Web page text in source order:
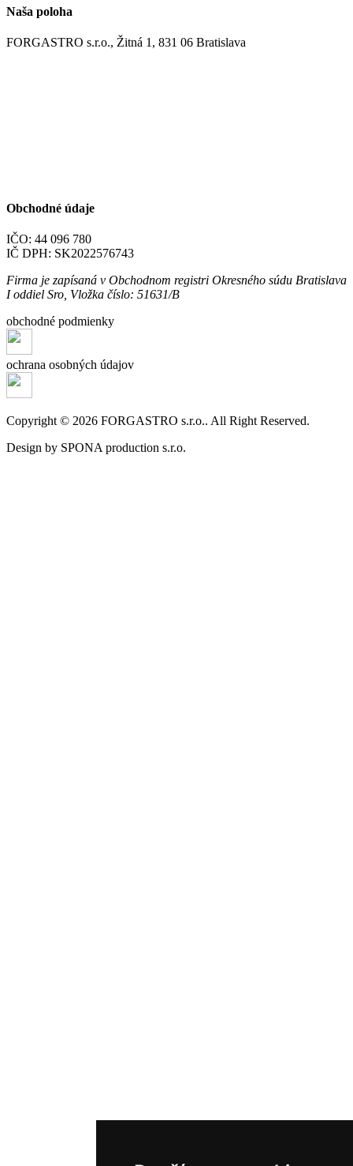
Naša poloha
FORGASTRO s.r.o., Žitná 1, 831 06 Bratislava
Obchodné údaje
IČO: 44 096 780
IČ DPH: SK2022576743
Firma je zapísaná v Obchodnom registri Okresného súdu Bratislava
I oddiel Sro, Vložka číslo: 51631/B
obchodné podmienky
ochrana osobných údajov
Copyright © 2026 FORGASTRO s.r.o.. All Right Reserved.
Design by SPONA production s.r.o.